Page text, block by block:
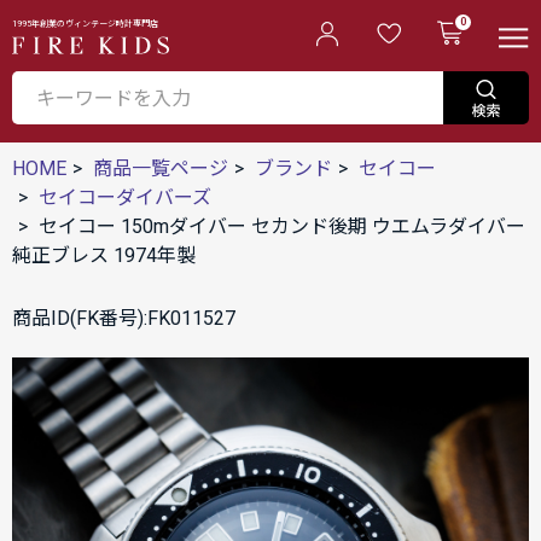
1995年創業のヴィンテージ時計専門店 0
HOME 商品一覧ページ ブランド
セイコー
セイコーダイバーズ
セイコー 150mダイバー セカンド後期 ウエムラダイバー
純正ブレス 1974年製
商品ID(FK番号):FK011527